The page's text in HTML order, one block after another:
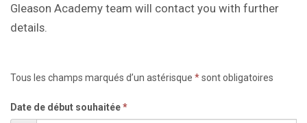
Gleason Academy team will contact you with further
details.
Tous les champs marqués d’un astérisque *sont obligatoires
Date de début souhaitée*